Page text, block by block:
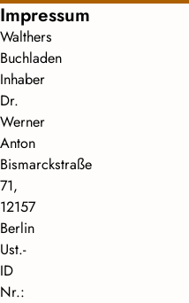
Impressum
Walthers
Buchladen
Inhaber
Dr.
Werner
Anton
Bismarckstraße
71,
12157
Berlin
Ust.-
ID
Nr.: